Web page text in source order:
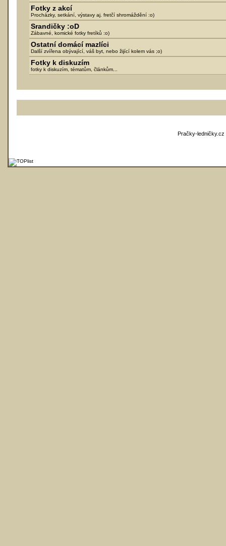
Fotky z akcí
Procházky, setkání, výstavy aj. fretčí shromáždění :o)
Srandičky :oD
Zábavné, komické fotky fretíků :o)
Ostatní domácí mazlíci
Další zvířena obývající, váš byt, nebo žijící kolem vás ;o)
Fotky k diskuzím
fotky k diskuzím, tématům, článkům...
Pračky-ledničky.cz